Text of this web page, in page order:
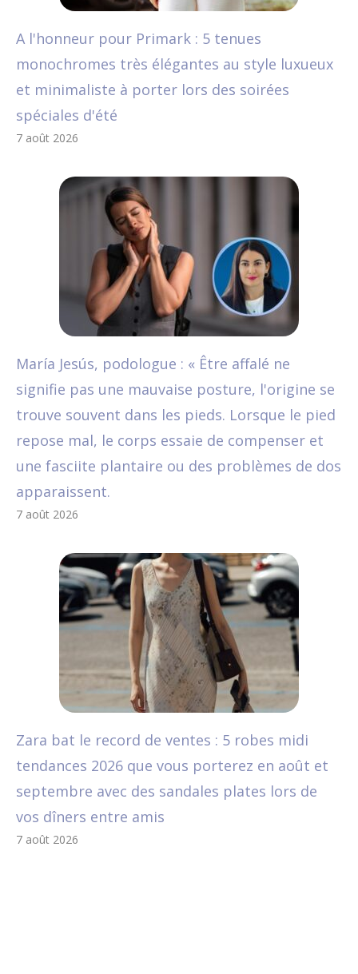
A l'honneur pour Primark : 5 tenues
monochromes très élégantes au style luxueux
et minimaliste à porter lors des soirées
spéciales d'été
7 août 2026
María Jesús, podologue : « Être affalé ne
signifie pas une mauvaise posture, l'origine se
trouve souvent dans les pieds. Lorsque le pied
repose mal, le corps essaie de compenser et
une fasciite plantaire ou des problèmes de dos
apparaissent.
7 août 2026
Zara bat le record de ventes : 5 robes midi
tendances 2026 que vous porterez en août et
septembre avec des sandales plates lors de
vos dîners entre amis
7 août 2026